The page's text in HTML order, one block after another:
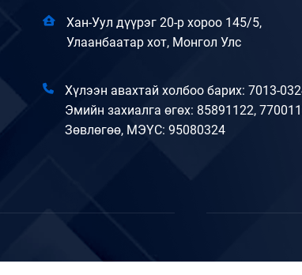
Хан-Уул дүүрэг 20-р хороо 145/5,
Улаанбаатар хот, Монгол Улс
Хүлээн авахтай холбоо барих: 7013-
Эмийн захиалга өгөх: 85891122,
Зөвлөгөө, МЭҮС: 95080324